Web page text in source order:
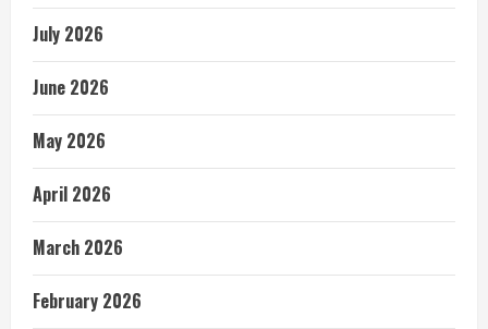
July 2026
June 2026
May 2026
April 2026
March 2026
February 2026